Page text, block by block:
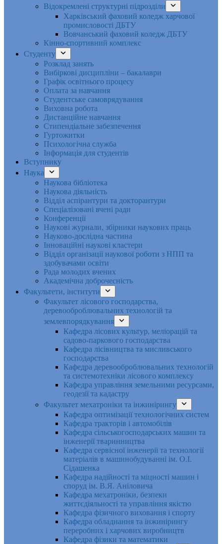
Відокремлені структурні підрозділи
Харківський фаховий коледж харчової
промисловості ДБТУ
Вовчанський фаховий коледж ДБТУ
Кінно-спортивний комплекс
Студенту
Розклад занять
Вибіркові дисципліни – бакалаври
Графік освітнього процесу
Оплата за навчання
Студентське самоврядування
Виховна робота
Дистанційне навчання
Стипендіальне забезпечення
Гуртожитки
Психологічна служба
Інформація для студентів
Вступнику
Наука
Наукова бібліотека
Наукова діяльність
Відділ аспірантури та докторантури
Спеціалізовані вчені ради
Конференції
Наукові журнали, збірники наукових праць
Науково-дослідна частина
Інноваційні наукові кластери
Відділ організації наукової роботи з НПП та
здобувачами освіти
Рада молодих вчених
Академічна доброчесність
Факультети, інститути
Факультет лісового господарства,
деревооброблювальних технологій та
землевпорядкування
Кафедра лісових культур, меліорацій та
садово-паркового господарства
Кафедра лісівництва та мисливського
господарства
Кафедра деревооброблювальних технологій
та системотехніки лісового комплексу
Кафедра управління земельними ресурсами,
геодезії та кадастру
Факультет мехатроніки та інжинірингу
Кафедра оптимізації технологічних систем
Кафедра тракторів і автомобілів
Кафедра сільськогосподарських машин та
інженерії тваринництва
Кафедра cервісної інженерії та технології
матеріалів в машинобудуванні ім. О.І.
Сідашенка
Кафедра надійності та міцності машин і
споруд ім. В.Я. Аніловича
Кафедра мехатроніки, безпеки
життєдіяльності та управління якістю
Кафедра фізичного виховання і спорту
Кафедра обладнання та інжинірингу
переробних і харчових виробництв
Кафедра фізики та математики